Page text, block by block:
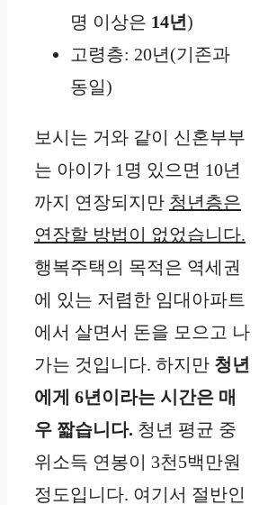
명 이상은 14년)
고령층: 20년(기존과
동일)
보시는 거와 같이 신혼부부
는 아이가 1명 있으면 10년
까지 연장되지만 청년층은
연장할 방법이 없었습니다.
행복주택의 목적은 역세권
에 있는 저렴한 임대아파트
에서 살면서 돈을 모으고 나
가는 것입니다. 하지만 청년
에게 6년이라는 시간은 매
우 짧습니다. 청년 평균 중
위소득 연봉이 3천5백만원
정도입니다. 여기서 절반인